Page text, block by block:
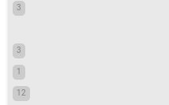
3
3
1
12